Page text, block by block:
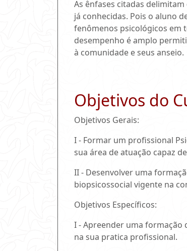
As ênfases citadas
já conhecidas. Pois o aluno
fenômenos psicológicos em
desempenho é amplo
à comunidade e seus anseio.
Objetivos do
Objetivos Gerais:
I - Formar um profissional
sua área de atuação capaz
II - Desenvolver uma
biopsicossocial vigente na
Objetivos Específicos:
I - Apreender uma formação
na sua pratica profissional.